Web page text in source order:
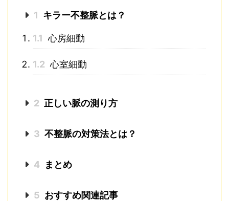
1 キラー不整脈とは？
1.1 心房細動
1.2 心室細動
2 正しい脈の測り方
3 不整脈の対策法とは？
4 まとめ
5 おすすめ関連記事